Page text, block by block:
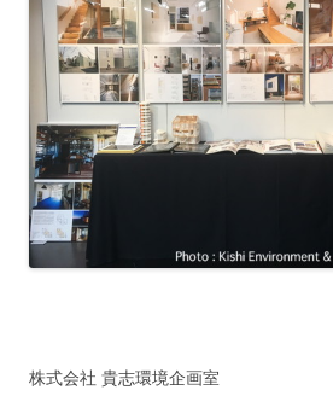
株式会社 貴志環境企画室